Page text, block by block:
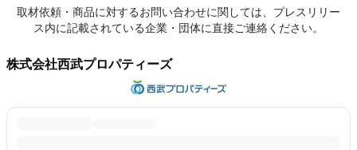
取材依頼・商品に対するお問い合わせに関しては、プレスリリー
ス内に記載されている企業・団体に直接ご連絡ください。
株式会社西武プロパティーズ